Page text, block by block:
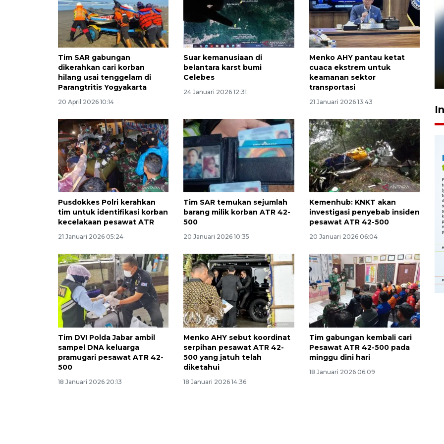
Tim SAR gabungan
dikerahkan cari korban
hilang usai tenggelam di
Parangtritis Yogyakarta
20 April 2026 10:14
Suar kemanusiaan di
belantara karst bumi
Celebes
24 Januari 2026 12:31
Menko AHY pantau ketat
cuaca ekstrem untuk
keamanan sektor
transportasi
21 Januari 2026 13:43
Pusdokkes Polri kerahkan
tim untuk identifikasi korban
kecelakaan pesawat ATR
21 Januari 2026 05:24
Tim SAR temukan sejumlah
barang milik korban ATR 42-
500
20 Januari 2026 10:35
Kemenhub: KNKT akan
investigasi penyebab insiden
pesawat ATR 42-500
20 Januari 2026 06:04
Tim DVI Polda Jabar ambil
sampel DNA keluarga
pramugari pesawat ATR 42-
500
18 Januari 2026 20:13
Menko AHY sebut koordinat
serpihan pesawat ATR 42-
500 yang jatuh telah
diketahui
18 Januari 2026 14:36
Tim gabungan kembali cari
Pesawat ATR 42-500 pada
minggu dini hari
18 Januari 2026 06:09
Pelanggan Filaha Farm setia
sampai 8 tahan?
1 Juni 2026 05:47